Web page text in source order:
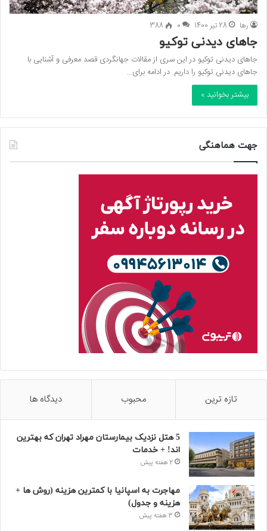
رها 28 تیر 1400 0
388
جاهای دیدنی توکیو
جاهای دیدنی توکیو در این سری از مقالات جهانگردی قصد معرفی و آشنایی با
جاهای دیدنی توکیو را داریم. در ادامه برای…
بیشتر بخوانید »
جهت هماهنگی
تازه ترین محبوب دیدگاه ها
5 هتل نزدیک بیمارستان مهراد تهران که بهترین‌
اند! + خدمات
2 هفته پیش
مهاجرت به اسپانیا با کمترین هزینه (روش ها +
هزینه و جدول)
3 هفته پیش